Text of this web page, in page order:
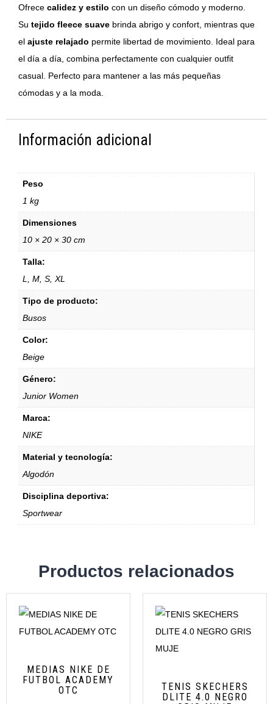
Ofrece calidez y estilo con un diseño cómodo y moderno.
Su tejido fleece suave brinda abrigo y confort, mientras que
el ajuste relajado permite libertad de movimiento. Ideal para
el día a día, combina perfectamente con cualquier outfit
casual. Perfecto para mantener a las más pequeñas
cómodas y a la moda.
Información adicional
Peso
1 kg
Dimensiones
10 × 20 × 30 cm
Talla:
L, M, S, XL
Tipo de producto:
Busos
Color:
Beige
Género:
Junior Women
Marca:
NIKE
Material y tecnología:
Algodón
Disciplina deportiva:
Sportwear
Productos relacionados
MEDIAS NIKE DE
FUTBOL ACADEMY
OTC
TENIS SKECHERS
DLITE 4.0 NEGRO